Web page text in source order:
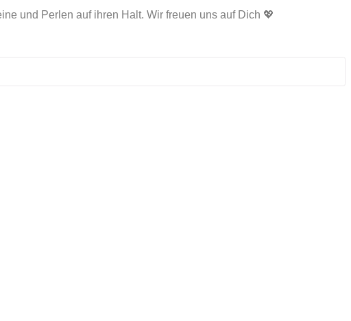
und Perlen auf ihren Halt. Wir freuen uns auf Dich 💖